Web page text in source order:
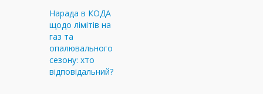
Нарада в КОДА
щодо лімітів на
газ та
опалювального
сезону: хто
відповідальний?